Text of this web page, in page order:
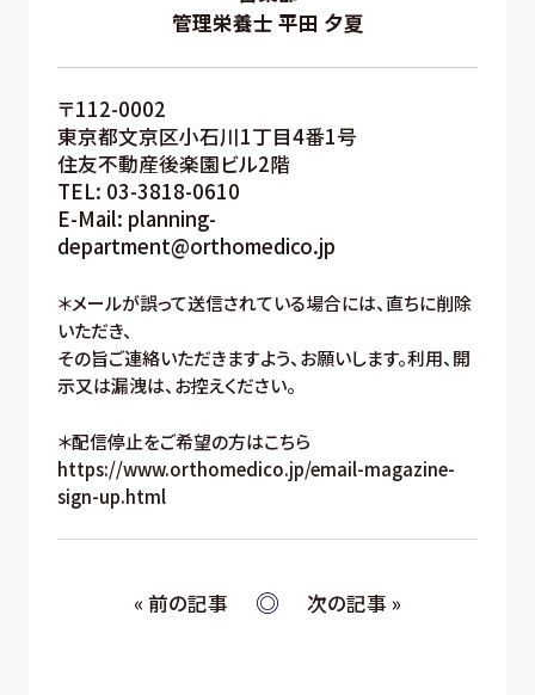
管理栄養士 平⽥ ⼣夏
〒112-0002
東京都文京区小石川1丁目4番1号
住友不動産後楽園ビル2階
TEL: 03-3818-0610
E-Mail: planning-
department@orthomedico.jp
＊メールが誤って送信されている場合には、直ちに削除
いただき、
その旨ご連絡いただきますよう、お願いします。利用、開
示又は漏洩は、お控えください。
＊配信停止をご希望の方はこちら
https://www.orthomedico.jp/email-magazine-
sign-up.html
« 前の記事 次の記事 »